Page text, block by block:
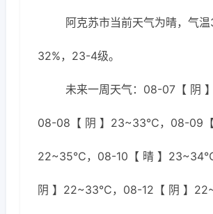
阿克苏市当前天气为晴，气
32%，23-4级。
未来一周天气：08-07【 阴
08-08【 阴 】23~33℃，08-09【
22~35℃，08-10【 晴 】
阴 】22~33℃，08-12【 阴 】